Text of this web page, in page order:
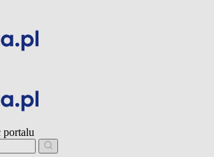
portalu